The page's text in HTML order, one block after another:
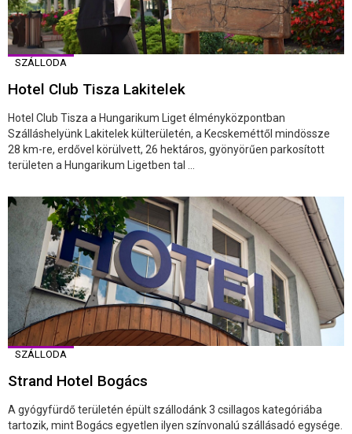
SZÁLLODA
Hotel Club Tisza Lakitelek
Hotel Club Tisza a Hungarikum Liget élményközpontban
Szálláshelyünk Lakitelek külterületén, a Kecskeméttől mindössze
28 km-re, erdővel körülvett, 26 hektáros, gyönyörűen parkosított
területen a Hungarikum Ligetben tal ...
SZÁLLODA
Strand Hotel Bogács
A gyógyfürdő területén épült szállodánk 3 csillagos kategóriába
tartozik, mint Bogács egyetlen ilyen színvonalú szállásadó egysége.